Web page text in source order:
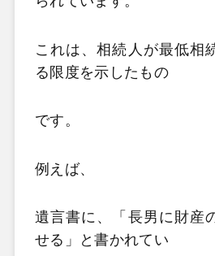
これは、相続人が最低相
る限度を示したもの
です。
例えば、
遺言書に、「長男に財産
せる」と書かれてい